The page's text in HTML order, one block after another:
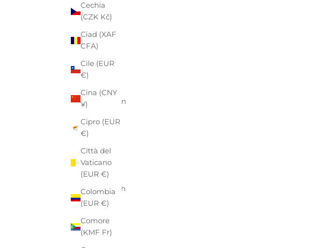
Cechia
(CZK Kč)
Ciad (XAF
CFA)
Cile (EUR
€)
Cina (CNY
¥)
Cipro (EUR
€)
Città del
Vaticano
(EUR €)
Colombia
(EUR €)
Comore
(KMF Fr)
Aruba
Australia
Austria
Azerbaigian
Bahamas
Bahrein
(EUR €)
Bangladesh
(BDT ৳)
Barbados
(BBD $)